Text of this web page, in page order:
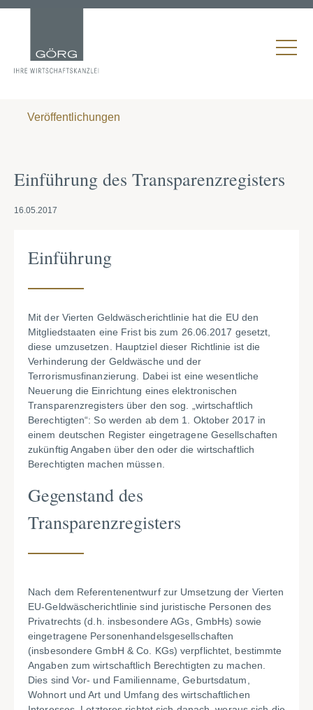
Veröffentlichungen
Einführung des Transparenzregisters
16.05.2017
Einführung
Mit der Vierten Geldwäscherichtlinie hat die EU den
Mitgliedstaaten eine Frist bis zum 26.06.2017 gesetzt,
diese umzusetzen. Hauptziel dieser Richtlinie ist die
Verhinderung der Geldwäsche und der
Terrorismusfinanzierung. Dabei ist eine wesentliche
Neuerung die Einrichtung eines elektronischen
Transparenzregisters über den sog. „wirtschaftlich
Berechtigten“: So werden ab dem 1. Oktober 2017 in
einem deutschen Register eingetragene Gesellschaften
zukünftig Angaben über den oder die wirtschaftlich
Berechtigten machen müssen.
Gegenstand des
Transparenzregisters
Nach dem Referentenentwurf zur Umsetzung der Vierten
EU-Geldwäscherichtlinie sind juristische Personen des
Privatrechts (d.h. insbesondere AGs, GmbHs) sowie
eingetragene Personenhandelsgesellschaften
(insbesondere GmbH & Co. KGs) verpflichtet, bestimmte
Angaben zum wirtschaftlich Berechtigten zu machen.
Dies sind Vor- und Familienname, Geburtsdatum,
Wohnort und Art und Umfang des wirtschaftlichen